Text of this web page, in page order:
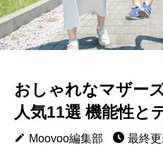
おしゃれなマザー
人気11選 機能性と
Moovoo編集部
最終